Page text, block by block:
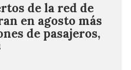
de la red de
en agosto más
de pasajeros,